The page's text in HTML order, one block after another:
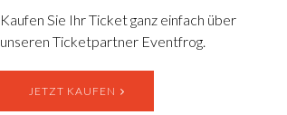
Kaufen Sie Ihr Ticket ganz einfach über
unseren Ticketpartner Eventfrog.
JETZT KAUFEN